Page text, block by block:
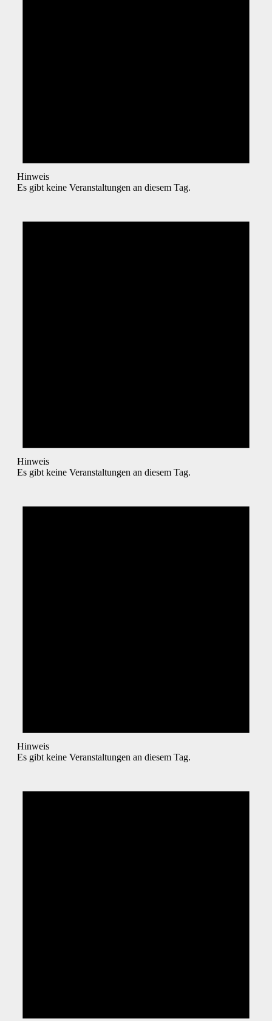
Hinweis
Es gibt keine Veranstaltungen an diesem Tag.
Hinweis
Es gibt keine Veranstaltungen an diesem Tag.
Hinweis
Es gibt keine Veranstaltungen an diesem Tag.